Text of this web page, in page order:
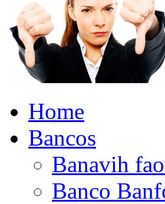
Home
Bancos
Banavih
Banco